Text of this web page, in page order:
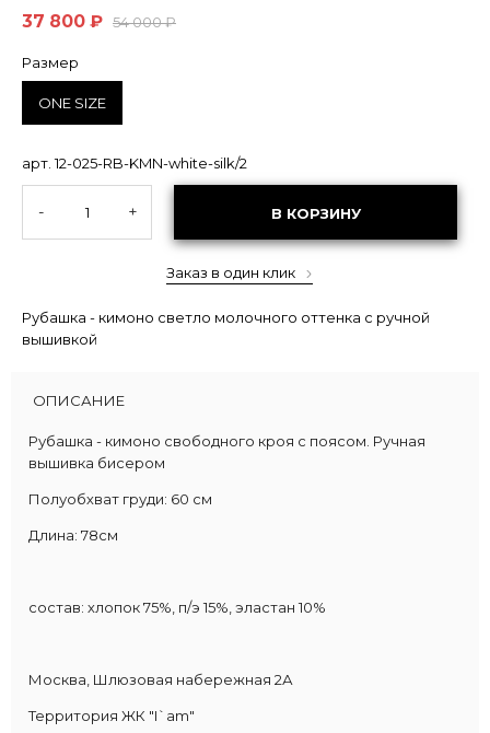
37 800 ₽ 54 000 ₽
Размер
ONE SIZE
арт. 12-025-RB-KMN-white-silk/2
- + В КОРЗИНУ
Заказ в один клик
Рубашка - кимоно светло молочного оттенка с ручной
вышивкой
ОПИСАНИЕ
Рубашка - кимоно свободного кроя с поясом. Ручная
вышивка бисером
Полуобхват груди: 60 см
Длина: 78см
состав: хлопок 75%, п/э 15%, эластан 10%
Москва, Шлюзовая набережная 2А
Территория ЖК "I`am"